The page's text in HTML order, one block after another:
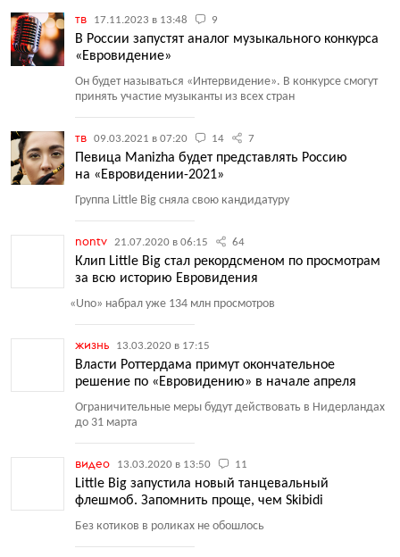
тв 17.11.2023 в 13:48 9
В России запустят аналог музыкального конкурса
«Евровидение»
Он будет называться «Интервидение». В конкурсе смогут
принять участие музыканты из всех стран
тв 09.03.2021 в 07:20 14 7
Певица Manizha будет представлять Россию
на «Евровидении-2021»
Группа Little Big сняла свою кандидатуру
nontv 21.07.2020 в 06:15 64
Клип Little Big стал рекордсменом по просмотрам
за всю историю Евровидения
«Uno» набрал уже 134 млн просмотров
жизнь 13.03.2020 в 17:15
Власти Роттердама примут окончательное
решение по «Евровидению» в начале апреля
Ограничительные меры будут действовать в Нидерландах
до 31 марта
видео 13.03.2020 в 13:50 11
Little Big запустила новый танцевальный
флешмоб. Запомнить проще, чем Skibidi
Без котиков в роликах не обошлось